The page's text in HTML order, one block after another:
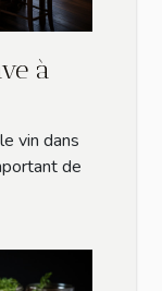
à
vin dans
de